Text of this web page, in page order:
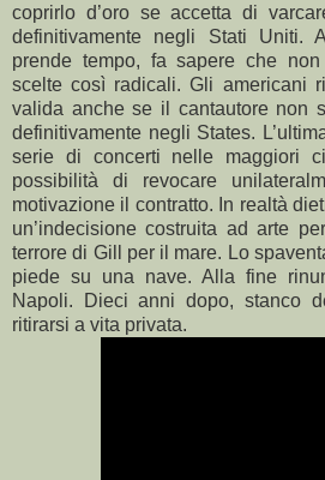
coprirlo d’oro se accetta di
definitivamente negli Stati Uniti.
prende tempo, fa sapere che
scelte così radicali. Gli americani
valida anche se il cantautore non
definitivamente negli States.
serie di concerti nelle maggiori
possibilità di revocare
motivazione il contratto. In realtà
un’indecisione costruita ad arte
terrore di Gill per il mare. Lo
piede su una nave. Alla fine
Napoli. Dieci anni dopo, stanco
ritirarsi a vita privata.